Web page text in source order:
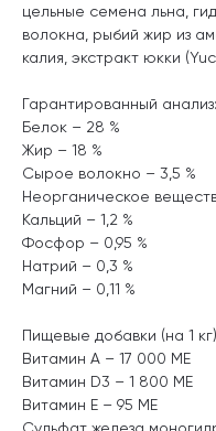
цельные семена льна,
волокна, рыбий жир из
калия, экстракт юкки
Гарантированный анализ:
Белок – 28 %
Жир – 18 %
Сырое волокно – 3,5 %
Неорганическое
Кальций – 1,2 %
Фосфор – 0,95 %
Натрий – 0,3 %
Магний – 0,11 %
Пищевые добавки (на 1
Витамин А – 17 000 МЕ
Витамин D3 – 1 800 МЕ
Витамин Е – 95 МЕ
Сульфат железа